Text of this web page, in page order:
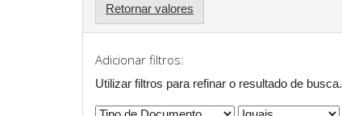
Retornar valores
Adicionar filtros:
Utilizar filtros para refinar o resultado de busca.